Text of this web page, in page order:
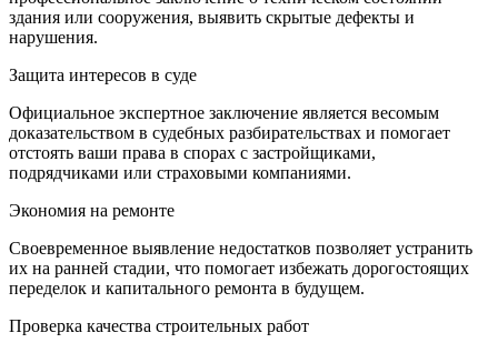
здания или сооружения, выявить скрытые дефекты и
нарушения.
Защита интересов в суде
Официальное экспертное заключение является весомым
доказательством в судебных разбирательствах и помогает
отстоять ваши права в спорах с застройщиками,
подрядчиками или страховыми компаниями.
Экономия на ремонте
Своевременное выявление недостатков позволяет устранить
их на ранней стадии, что помогает избежать дорогостоящих
переделок и капитального ремонта в будущем.
Проверка качества строительных работ